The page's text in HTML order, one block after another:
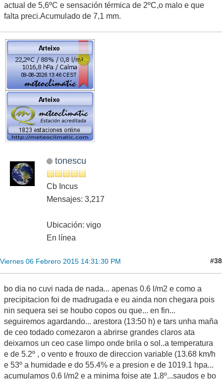
actual de 5,6ºC e sensación térmica de 2ºC,o malo e que
falta preci.Acumulado de 7,1 mm.
tonescu
Cb Incus
Mensajes: 3,217
Ubicación: vigo
En línea
Viernes 06 Febrero 2015 14:31:30 PM #38
bo dia no cuvi nada de nada... apenas 0.6 l/m2 e como a
precipitacion foi de madrugada e eu ainda non chegara pois
nin sequera sei se houbo copos ou que... en fin...
seguiremos agardando... arestora (13:50 h) e tars unha maña
de ceo todado comezaron a abrirse grandes claros ata
deixarnos un ceo case limpo onde brila o sol..a temperatura
e de 5.2º , o vento e frouxo de direccion variable (13.68 km/h
e 53º a humidade e do 55.4% e a presion e de 1019.1 hpa...
acumulamos 0.6 l/m2 e a minima foise ate 1.8º...saudos e bo